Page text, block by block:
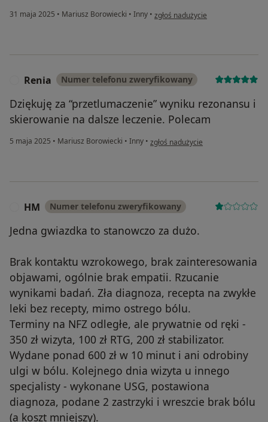
31 maja 2025 • Mariusz Borowiecki • Inny • w opinii użytkownika Wj
zgłoś nadużycie
Renia Numer telefonu zweryfikowany
Dziękuję za “przetlumaczenie” wyniku rezonansu i
skierowanie na dalsze leczenie. Polecam
5 maja 2025 • Mariusz Borowiecki • Inny • w opinii użytkownika Renia
zgłoś nadużycie
HM Numer telefonu zweryfikowany
Jedna gwiazdka to stanowczo za dużo.
Brak kontaktu wzrokowego, brak zainteresowania
objawami, ogólnie brak empatii. Rzucanie
wynikami badań. Zła diagnoza, recepta na zwykłe
leki bez recepty, mimo ostrego bólu.
Terminy na NFZ odległe, ale prywatnie od ręki -
350 zł wizyta, 100 zł RTG, 200 zł stabilizator.
Wydane ponad 600 zł w 10 minut i ani odrobiny
ulgi w bólu. Kolejnego dnia wizyta u innego
specjalisty - wykonane USG, postawiona
diagnoza, podane 2 zastrzyki i wreszcie brak bólu
(a koszt mniejszy).